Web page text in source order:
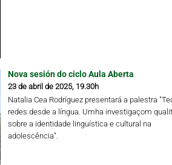
Nova sesión do ciclo Aula Aberta
23 de abril de 2025, 19.30h
Natalia Cea Rodríguez presentará a palestra
redes desde a língua. Umha investigaçom
sobre a identidade linguística e cultural na
adolescência".